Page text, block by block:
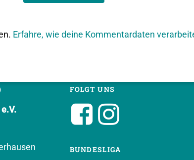
Erfahre, wie deine Kommentardaten
FOLGT UNS
BUNDESLIGA